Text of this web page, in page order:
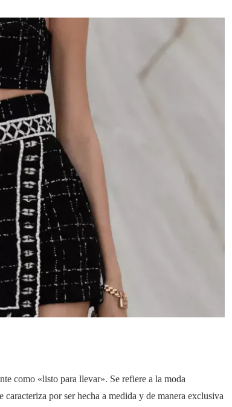
como «listo para llevar». Se refiere a la moda
caracteriza por ser hecha a medida y de manera exclusiva